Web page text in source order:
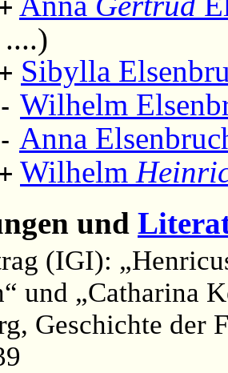
....)
Sibylla
- Wilhelm
- Anna
Wilhelm
und
(IGI):
und „Catharina
Geschichte der